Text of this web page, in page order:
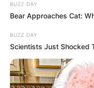
BUZZ DAY
Bear Approaches Cat:
BUZZ DAY
Scientists Just Shocked